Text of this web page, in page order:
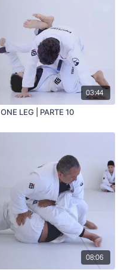
03:44
LEG | PARTE 10
08:06